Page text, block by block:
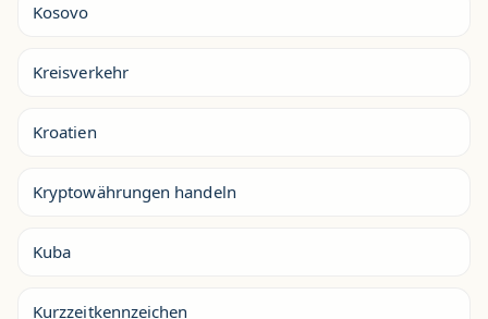
Kosovo
Kreisverkehr
Kroatien
Kryptowährungen handeln
Kuba
Kurzzeitkennzeichen